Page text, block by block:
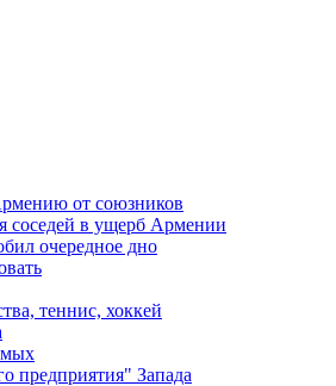
от союзников
соседей в ущерб Армении
очередное дно
теннис, хоккей
предприятия" Запада